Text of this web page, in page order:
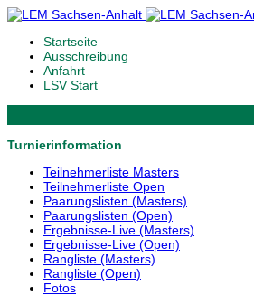
Startseite
Ausschreibung
Anfahrt
LSV Start
Turnierinformation
Teilnehmerliste Masters
Teilnehmerliste Open
Paarungslisten (Masters)
Paarungslisten (Open)
Ergebnisse-Live (Masters)
Ergebnisse-Live (Open)
Rangliste (Masters)
Rangliste (Open)
Fotos